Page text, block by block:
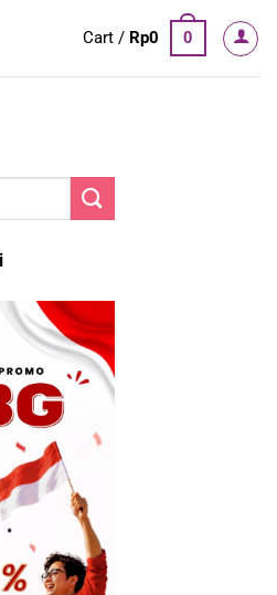
Cart / Rp0 0